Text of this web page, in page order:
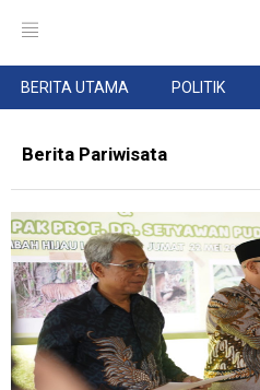
BERITA UTAMA POLITIK
Berita Pariwisata